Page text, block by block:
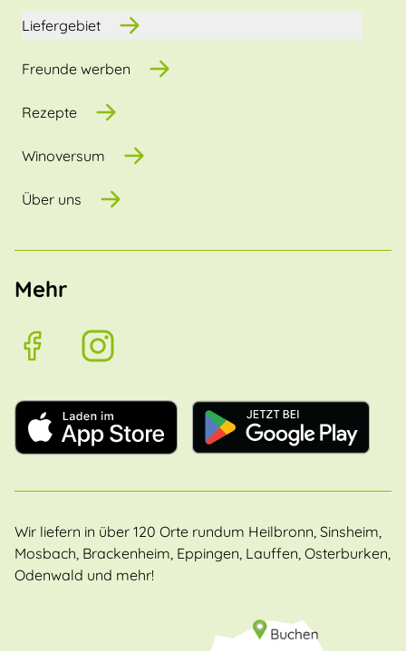
Liefergebiet
Freunde werben
Rezepte
Winoversum
Über uns
Mehr
Wir liefern in über 120 Orte rundum Heilbronn, Sinsheim,
Mosbach, Brackenheim, Eppingen, Lauffen, Osterburken,
Odenwald und mehr!